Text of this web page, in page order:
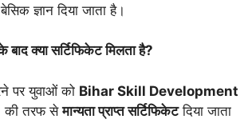
ज्ञान दिया जाता है।
क्या सर्टिफिकेट मिलता है?
पर युवाओं को Bihar Skill Development
की तरफ सेमान्यता प्राप्त सर्टिफिकेटदिया जाता